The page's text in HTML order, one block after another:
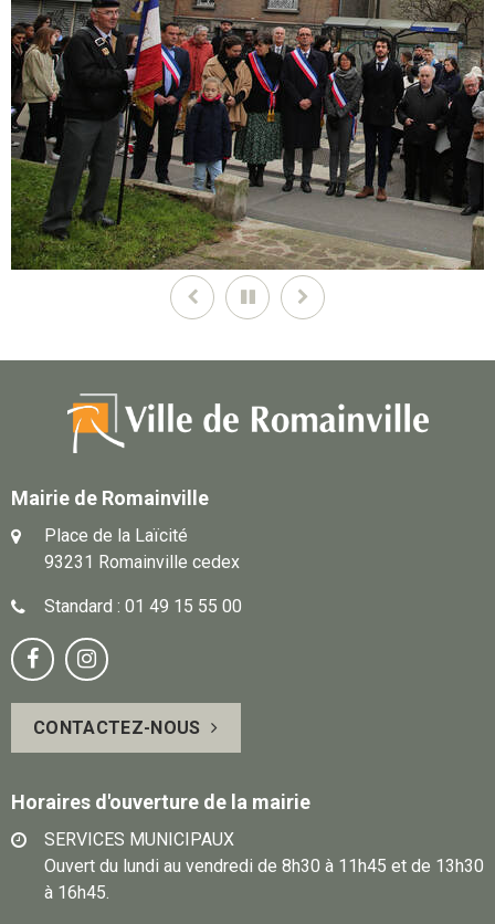
PrécédentPause Suivant
Mairie de Romainville
Place de la Laïcité
93231 Romainville cedex
Standard : 01 49 15 55 00
Notre
page
Facebook
Suivez-
vous
sur
CONTACTEZ-NOUS
Horaires d'ouverture de la mairie
SERVICES MUNICIPAUX
Ouvert du lundi au vendredi de 8h30 à 11h45 et de 13h30
à 16h45.